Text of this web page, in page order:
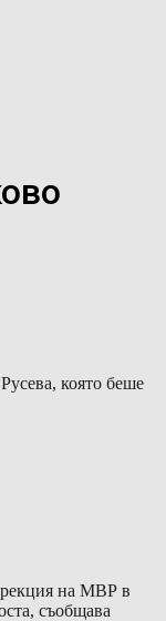
която беше
на МВР в
съобщава